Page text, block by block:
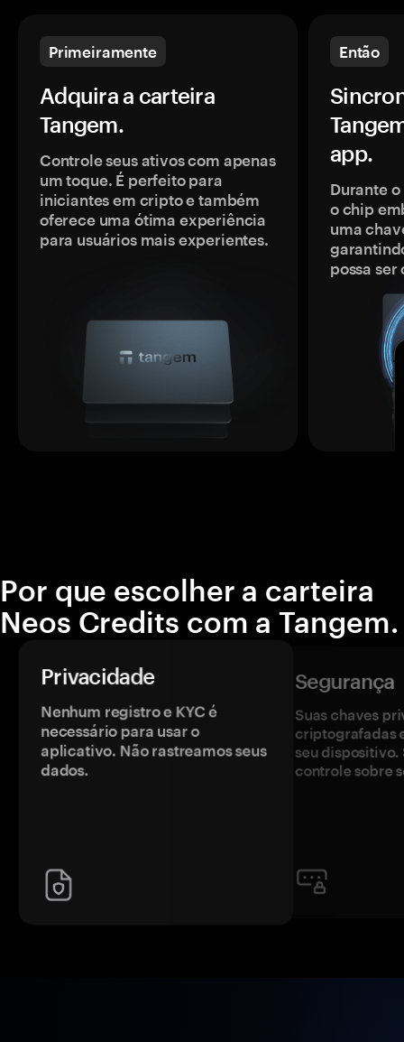
Primeiramente
Adquira a carteira
Tangem.
Controle seus ativos com apenas
um toque. É perfeito para
iniciantes em cripto e também
oferece uma ótima experiência
para usuários mais experientes.
Então
app.
Durante
o chip
uma
possa
Por que escolher a carteira
Neos Credits com a Tangem.
Privacidade
Nenhum registro e KYC é
necessário para usar o
aplicativo. Não rastreamos seus
dados.
Segurança
Suas chaves
criptografadas
seu dispositivo.
controle sobre